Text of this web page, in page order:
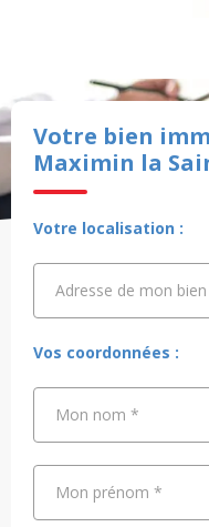
Votre bien
Maximin la
Votre localisation :
Adresse de mon bien
Adresse de mon bien
Vos coordonnées :
Mon nom *
Mon prénom *